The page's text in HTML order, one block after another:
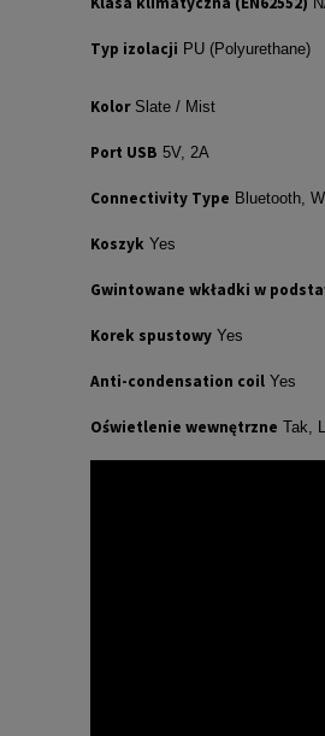
Typ izolacji PU (Polyurethane)
KolorSlate / Mist
Port USB 5V, 2A
Connectivity Type Bluetooth,
Koszyk Yes
Gwintowane wkładki w
Korek spustowy Yes
Anti-condensation coil Yes
Oświetlenie wewnętrzne Tak,